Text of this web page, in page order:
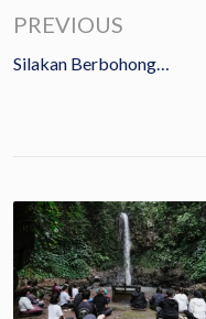
PREVIOUS
Silakan Berbohong…